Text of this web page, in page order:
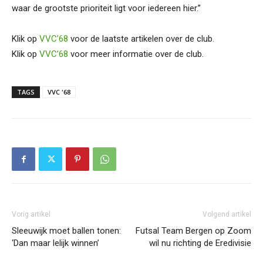
waar de grootste prioriteit ligt voor iedereen hier.”
Klik op VVC’68 voor de laatste artikelen over de club.
Klik op VVC’68 voor meer informatie over de club.
TAGS VVC '68
Vorig artikel
Sleeuwijk moet ballen tonen:
‘Dan maar lelijk winnen’
Volgend artikel
Futsal Team Bergen op Zoom
wil nu richting de Eredivisie